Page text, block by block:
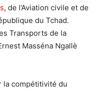
, de l’Aviation civile et de
du Tchad.
Transports de la
Masséna Ngallè
la compétitivité du